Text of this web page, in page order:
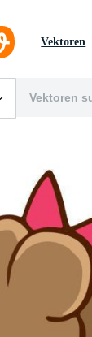
Vektoren